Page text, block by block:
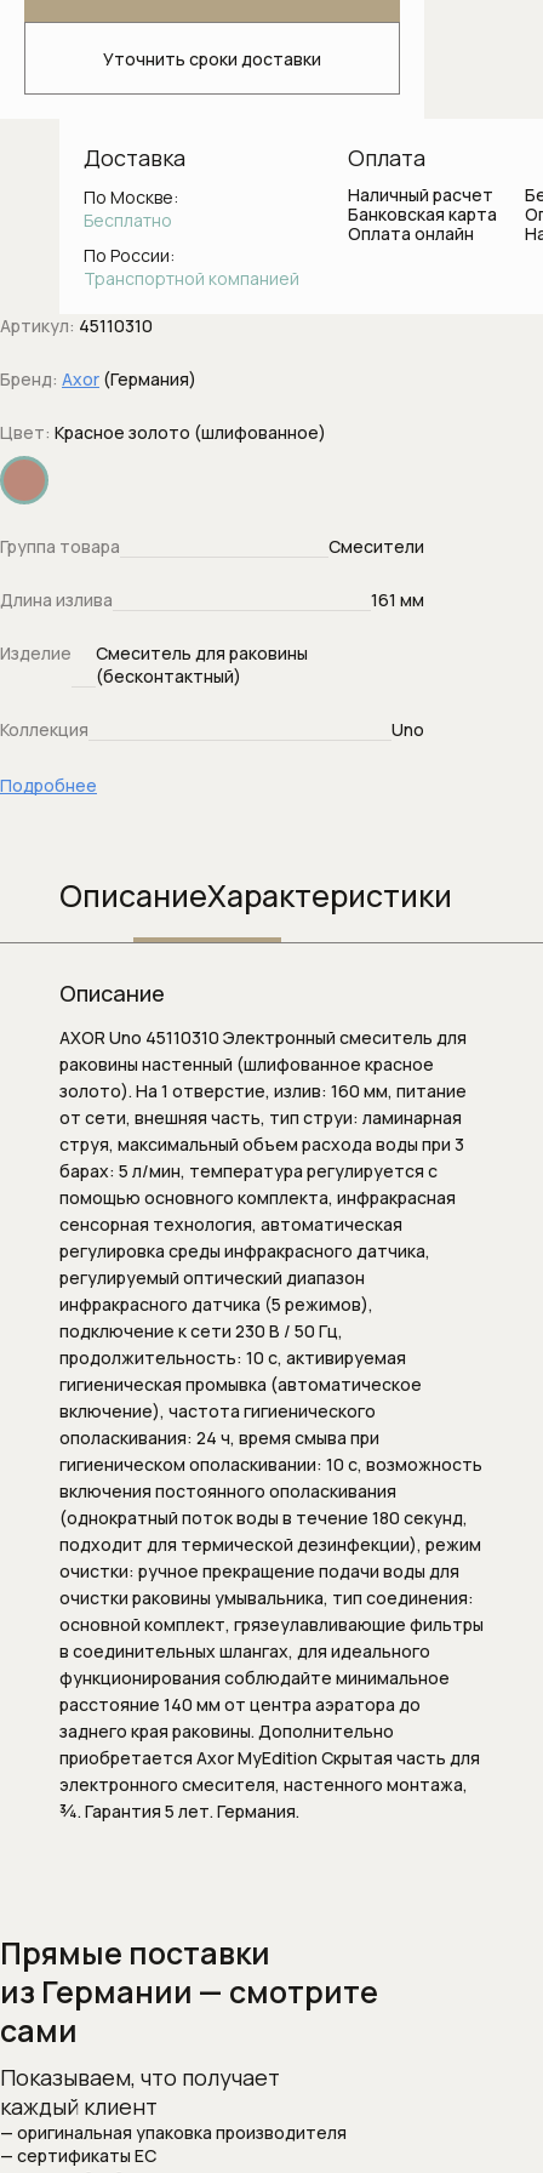
Стаканы и держатели для зубных
щеток
Душевые системы
Боковые форсунки
Вывод воды с держателем
Держатели душа
Диверторы
Душевые кронштейны (для верхнего
душа)
Душевые наборы (комплекты)
Душевые панели и колонны
Душевые стойки
Душевые форсунки
Душевые шланги
Душевые штанги
Подключение для душевого шланга
Ручные души
Скрытые части душевых систем
Шланги
Шланговые подсоединения
Комплектующие для сантехники
Внутренние механизмы для
переключателя (дивертора)
положений
Запорные вентили
Внутренние механизмы запорных
вентилей
Изливы для смесителей
Изливы для наполнения ванны
смесителей
Картриджи для смесителей
Системы скрытого монтажа
Сифоны
Сифоны и выпуски
Артикул: 45110310
Бренд: Axor (Германия)
Цвет: Красное золото (шлифованное)
Группа товара Смесители
Длина излива 161 мм
Изделие
Смеситель для раковины
(бесконтактный)
Коллекция Uno
Подробнее
Уточнить сроки доставки
Доставка
По Москве:
Бесплатно
По России:
Транспортной компанией
Оплата
Наличный расчет
Банковская карта
Оплата онлайн
ОписаниеХарактеристики
Описание
AXOR Uno 45110310 Электронный смеситель для
раковины настенный (шлифованное красное
золото). На 1 отверстие, излив: 160 мм, питание
от сети, внешняя часть, тип струи: ламинарная
струя, максимальный объем расхода воды при 3
барах: 5 л/мин, температура регулируется с
помощью основного комплекта, инфракрасная
сенсорная технология, автоматическая
регулировка среды инфракрасного датчика,
регулируемый оптический диапазон
инфракрасного датчика (5 режимов),
подключение к сети 230 В / 50 Гц,
продолжительность: 10 с, активируемая
гигиеническая промывка (автоматическое
включение), частота гигиенического
ополаскивания: 24 ч, время смыва при
гигиеническом ополаскивании: 10 с, возможность
включения постоянного ополаскивания
(однократный поток воды в течение 180 секунд,
подходит для термической дезинфекции), режим
очистки: ручное прекращение подачи воды для
очистки раковины умывальника, тип соединения:
основной комплект, грязеулавливающие фильтры
в соединительных шлангах, для идеального
функционирования соблюдайте минимальное
расстояние 140 мм от центра аэратора до
заднего края раковины. Дополнительно
приобретается Axor MyEdition Скрытая часть для
электронного смесителя, настенного монтажа,
¾. Гарантия 5 лет. Германия.
Прямые поставки
из Германии — смотрите
сами
Показываем, что получает
каждый клиент
— оригинальная упаковка производителя
— сертификаты ЕС